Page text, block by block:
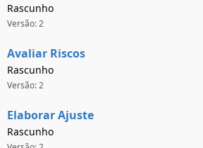
Rascunho
Versão: 2
Avaliar Riscos
Rascunho
Versão: 2
Elaborar Ajuste
Rascunho